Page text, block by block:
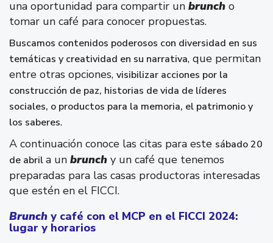
una oportunidad para compartir un brunch o
tomar un café para conocer propuestas.
Buscamos contenidos poderosos con diversidad en sus
temáticas y creatividad en su narrativa, que permitan
entre otras opciones, visibilizar acciones por la
construcción de paz, historias de vida de líderes
sociales, o productos para la memoria, el patrimonio y
los saberes.
A continuación conoce las citas para este sábado 20
de abrila un brunch y un café que tenemos
preparadas para las casas productoras interesadas
que estén en el FICCI.
Brunch y café con el MCP en el FICCI 2024:
lugar y horarios